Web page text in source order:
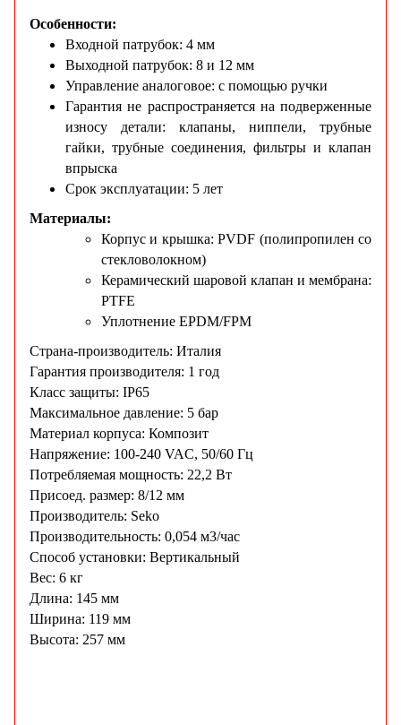
Особенности:
Входной патрубок: 4 мм
Выходной патрубок: 8 и 12 мм
Управление аналоговое: с помощью ручки
Гарантия не распространяется на подверженные
износу детали: клапаны, ниппели, трубные
гайки, трубные соединения, фильтры и клапан
впрыска
Срок эксплуатации: 5 лет
Материалы:
Корпус и крышка: PVDF (полипропилен со
стекловолокном)
Керамический шаровой клапан и мембрана:
PTFE
Уплотнение EPDM/FPM
Страна-производитель: Италия
Гарантия производителя: 1 год
Класс защиты: IP65
Максимальное давление: 5 бар
Материал корпуса: Композит
Напряжение: 100-240 VAC, 50/60 Гц
Потребляемая мощность: 22,2 Вт
Присоед. размер: 8/12 мм
Производитель: Seko
Производительность: 0,054 м3/час
Способ установки: Вертикальный
Вес: 6 кг
Длина: 145 мм
Ширина: 119 мм
Высота: 257 мм